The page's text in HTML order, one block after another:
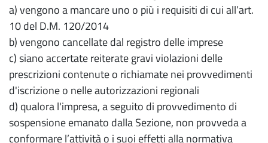
a) vengono a mancare uno o più i requisiti di cui all’art.
10 del D.M. 120/2014
b) vengono cancellate dal registro delle imprese
c) siano accertate reiterate gravi violazioni delle
prescrizioni contenute o richiamate nei provvedimenti
d'iscrizione o nelle autorizzazioni regionali
d) qualora l'impresa, a seguito di provvedimento di
sospensione emanato dalla Sezione, non provveda a
conformare l’attività o i suoi effetti alla normativa